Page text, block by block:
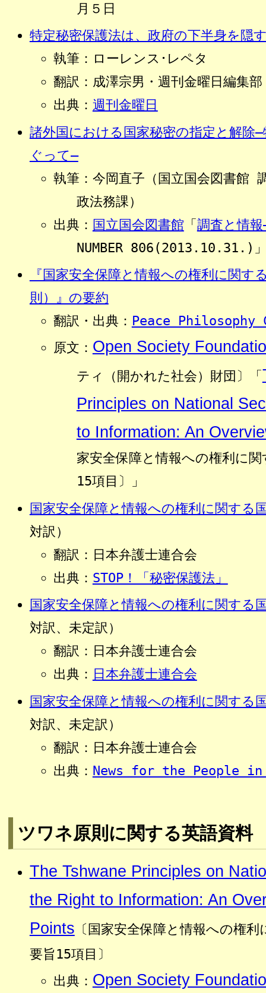
月５日
特定秘密保護法は、政府の下半身を隠
執筆：ローレンス･レペタ
翻訳：成澤宗男・週刊金曜日編集部
出典： 週刊金曜日
諸外国における国家秘密の指定と解除
ぐって―
執筆： 今岡直子 （国立国会図書館
政法務課）
出典： 国立国会図書館 「 調査と情
NUMBER 806(2013.10.31.)
『国家安全保障と情報への権利に関す
則）』の要約
翻訳・出典： Peace Philosophy
原文： Open Society
ティ（開かれた社会）財団〕「
Principles on National
to Information: An
家安全保障と情報への権利に
15項目〕」
国家安全保障と情報への権利に関する
対訳）
翻訳：日本弁護士連合会
出典： STOP！「秘密保護法」
国家安全保障と情報への権利に関する
対訳、未定訳）
翻訳：日本弁護士連合会
出典： 日本弁護士連合会
国家安全保障と情報への権利に関する
対訳、未定訳）
翻訳：日本弁護士連合会
出典： News for the People in
ツワネ原則に関する英語資料
The Tshwane Principles on
the Right to Information: An
Points 〔国家安全保障と情報への権
要旨15項目〕
出典： Open Society